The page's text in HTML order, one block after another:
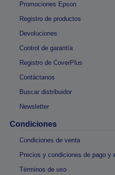
Promociones Epson
Registro de productos
Devoluciones
Control de garantía
Registro de CoverPlus
Contáctanos
Buscar distribuidor
Newsletter
Condiciones
Condiciones de venta
Precios y condiciones de pago y
Términos de uso